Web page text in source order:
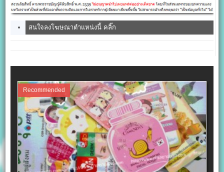
สนใจลงโฆษณาตำแหน่งนี้ คลิ๊ก
Recommended